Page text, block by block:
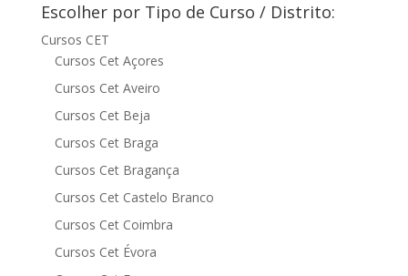
Escolher por Tipo de Curso / Distrito:
Cursos CET
Cursos Cet Açores
Cursos Cet Aveiro
Cursos Cet Beja
Cursos Cet Braga
Cursos Cet Bragança
Cursos Cet Castelo Branco
Cursos Cet Coimbra
Cursos Cet Évora